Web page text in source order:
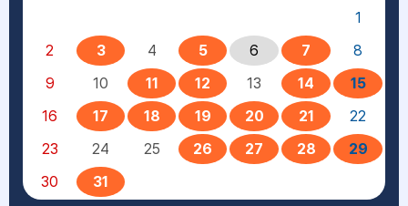
얼큰닭고기무국 (15)
우엉명엽채조림 (13)
메추리알샐러드 (1.5.6.13)
청양계란말이 (1.2.5.6.10.15.16)
통등심돈가츠&카레소스 (1.2.5.6.10.12.13.16.18)
배추김치 (9)
양념(점심) (5.6.13)
1
2
3 4 5 6 7
8
9
10 11 12 13 14
15
16
17 18 19 20 21
22
23
24 25 26 27 28
29
30
31